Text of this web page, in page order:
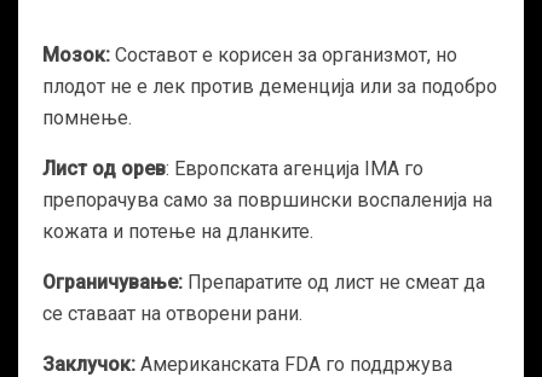
Мозок: Составот е корисен за организмот, но
плодот не е лек против деменција или за подобро
помнење.
Лист од орев: Европската агенција IMA го
препорачува само за површински воспаленија на
кожата и потење на дланките.
Ограничување: Препаратите од лист не смеат да
се ставаат на отворени рани.
Заклучок: Американската FDA го поддржува